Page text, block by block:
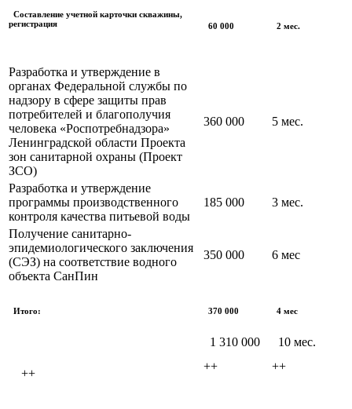
Составление учетной карточки скважины,
регистрация
60 000 2 мес.
Разработка и утверждение в
органах Федеральной службы по
надзору в сфере защиты прав
потребителей и благополучия
человека «Роспотребнадзора»
Ленинградской области Проекта
зон санитарной охраны (Проект
ЗСО)
360 000 5 мес.
Разработка и утверждение
программы производственного
контроля качества питьевой воды
185 000 3 мес.
Получение санитарно-
эпидемиологического заключения
(СЭЗ) на соответствие водного
объекта СанПин
350 000 6 мес
Итого: 370 000
1 310 000
4 мес
10 мес.
++
++ ++